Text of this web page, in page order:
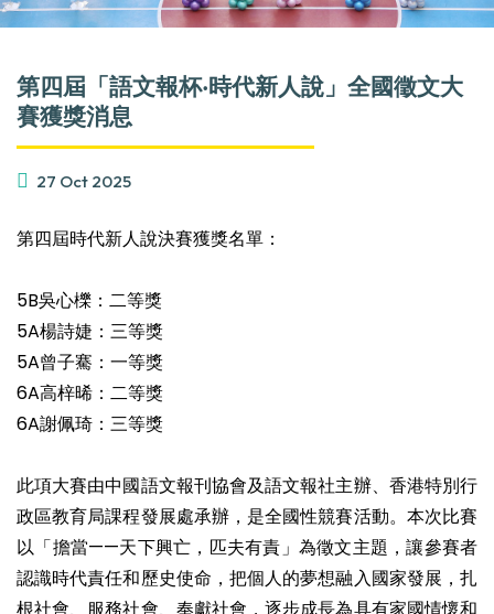
第四屆「語文報杯‧時代新人說」全國徵文大
賽獲獎消息
27 Oct 2025
第四屆時代新人說決賽獲獎名單：
5B吳心櫟：二等獎
5A楊詩婕：三等獎
5A曾子騫：一等獎
6A高梓晞：二等獎
6A謝佩琦：三等獎
此項大賽由中國語文報刊協會及語文報社主辦、香港特別行
政區教育局課程發展處承辦，是全國性競賽活動。本次比賽
以「擔當——天下興亡，匹夫有責」為徵文主題，讓參賽者
認識時代責任和歷史使命，把個人的夢想融入國家發展，扎